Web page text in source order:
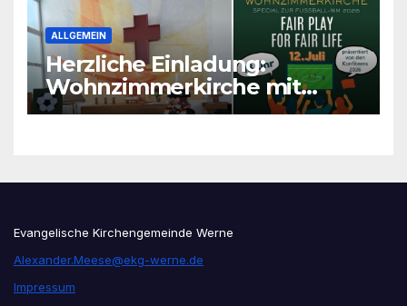
ALLGEMEIN
Herzliche Einladung:
Wohnzimmerkirche mit
unseren Konfis
Evangelische Kirchengemeinde Werne
Alexander.Meese@ekg-werne.de
Impressum